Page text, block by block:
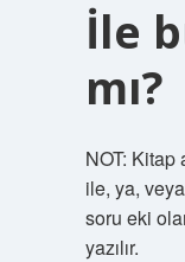
İle
mı?
NOT: Kitap
ile, ya,
soru eki
yazılır.